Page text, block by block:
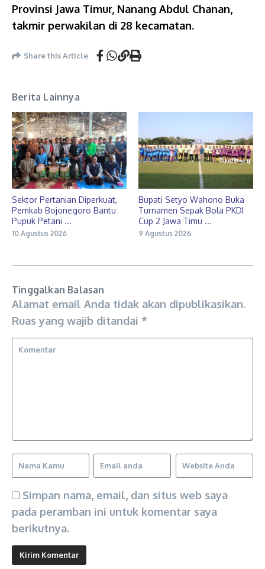
Provinsi Jawa Timur, Nanang Abdul Chanan,
takmir perwakilan di 28 kecamatan.
Share this Article
Berita Lainnya
Sektor Pertanian Diperkuat,
Pemkab Bojonegoro Bantu
Pupuk Petani ...
10 Agustus 2026
Bupati Setyo Wahono Buka
Turnamen Sepak Bola PKDI
Cup 2 Jawa Timu ...
9 Agustus 2026
Tinggalkan Balasan
Alamat email Anda tidak akan dipublikasikan.
Ruas yang wajib ditandai *
Simpan nama, email, dan situs web saya
pada peramban ini untuk komentar saya
berikutnya.